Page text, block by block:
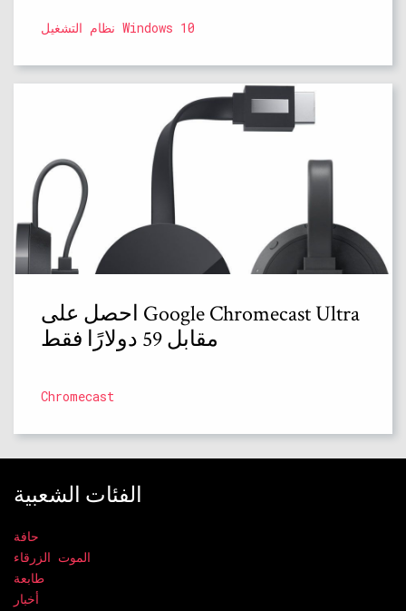
نظام التشغيل Windows 10
احصل على Google Chromecast Ultra
مقابل 59 دولارًا فقط
Chromecast
الفئات الشعبية
حافة
الموت الزرقاء
طابعة
أخبار